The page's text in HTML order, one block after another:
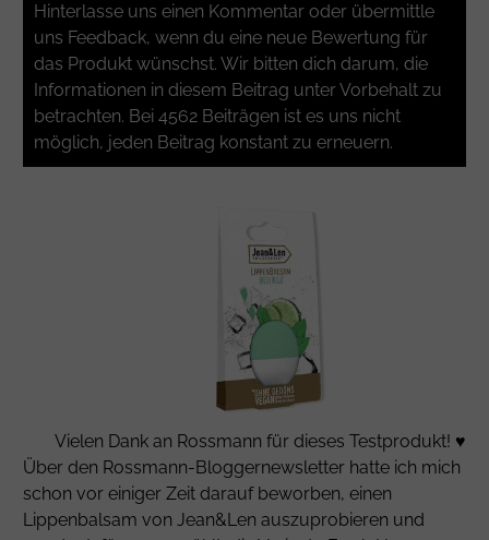
Hinterlasse uns einen Kommentar oder übermittle
uns Feedback, wenn du eine neue Bewertung für
das Produkt wünschst. Wir bitten dich darum, die
Informationen in diesem Beitrag unter Vorbehalt zu
betrachten. Bei 4562 Beiträgen ist es uns nicht
möglich, jeden Beitrag konstant zu erneuern.
Vielen Dank an Rossmann für dieses Testprodukt! ♥
Über den Rossmann-Bloggernewsletter hatte ich mich
schon vor einiger Zeit darauf beworben, einen
Lippenbalsam von Jean&Len auszuprobieren und